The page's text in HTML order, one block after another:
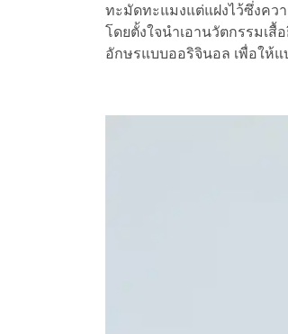
ทะมัดทะแมงแต่แฝงไว้ซึ่งคว
โดยตั้งใจนำเอานวัตกรรมเ
อักษรแบบออริจินอล เพื่อให้